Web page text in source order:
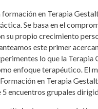
formación en Terapia
Se basa en el
su propio crecimiento
este primer
lo que la Terapia
enfoque terapéutico. El
en Terapia
5 encuentros grupales